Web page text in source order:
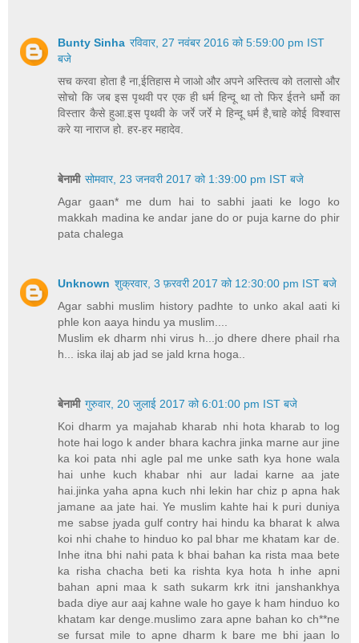
Bunty Sinha रविवार, 27 नवंबर 2016 को 5:59:00 pm IST
बजे
सच करवा होता है ना,ईतिहास मे जाओ और अपने अस्तित्व को तलासो और
सोचो कि जब इस पृथवी पर एक ही धर्म हिन्दू था तो फिर ईतने धर्मो का
विस्तार कैसे हुआ.इस पृथवी के जर्रे जर्रे मे हिन्दू धर्म है,चाहे कोई विश्वास
करे या नाराज हो. हर-हर महादेव.
बेनामी सोमवार, 23 जनवरी 2017 को 1:39:00 pm IST बजे
Agar gaan* me dum hai to sabhi jaati ke logo ko
makkah madina ke andar jane do or puja karne do phir
pata chalega
Unknown शुक्रवार, 3 फ़रवरी 2017 को 12:30:00 pm IST बजे
Agar sabhi muslim history padhte to unko akal aati ki
phle kon aaya hindu ya muslim....
Muslim ek dharm nhi virus h...jo dhere dhere phail rha
h... iska ilaj ab jad se jald krna hoga..
बेनामी गुरुवार, 20 जुलाई 2017 को 6:01:00 pm IST बजे
Koi dharm ya majahab kharab nhi hota kharab to log
hote hai logo k ander bhara kachra jinka marne aur jine
ka koi pata nhi agle pal me unke sath kya hone wala
hai unhe kuch khabar nhi aur ladai karne aa jate
hai.jinka yaha apna kuch nhi lekin har chiz p apna hak
jamane aa jate hai. Ye muslim kahte hai k puri duniya
me sabse jyada gulf contry hai hindu ka bharat k alwa
koi nhi chahe to hinduo ko pal bhar me khatam kar de.
Inhe itna bhi nahi pata k bhai bahan ka rista maa bete
ka risha chacha beti ka rishta kya hota h inhe apni
bahan apni maa k sath sukarm krk itni janshankhya
bada diye aur aaj kahne wale ho gaye k ham hinduo ko
khatam kar denge.muslimo zara apne bahan ko ch**ne
se fursat mile to apne dharm k bare me bhi jaan lo